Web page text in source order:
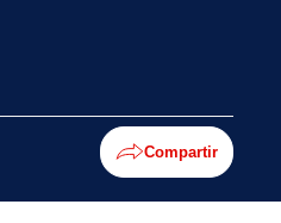
Compartir